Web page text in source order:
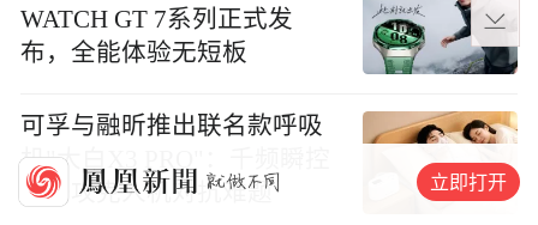
WATCH GT 7系列正式发
布，全能体验无短板
可孚与融昕推出联名款呼吸
机"大白X3 PRO"：千频瞬控
算法攻克人机对抗难题
立即打开